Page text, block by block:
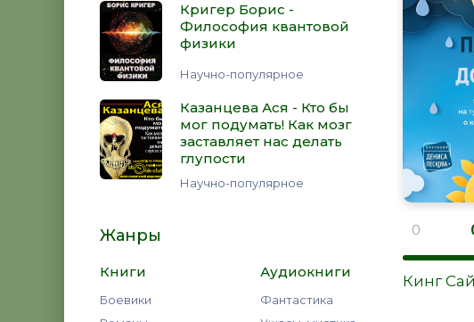
Кригер Борис -
Философия квантовой
физики
Научно-популярное
Казанцева Ася - Кто бы
мог подумать! Как мозг
заставляет нас делать
глупости
Научно-популярное
Жанры
Книги
Боевики
Аудиокниги
Фантастика
0
Кинг